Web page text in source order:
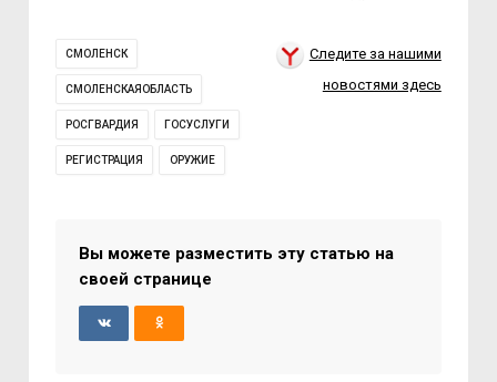
СМОЛЕНСК
СМОЛЕНСКАЯОБЛАСТЬ
РОСГВАРДИЯ ГОСУСЛУГИ
РЕГИСТРАЦИЯ ОРУЖИЕ
Следите за нашими
новостями здесь
Вы можете разместить эту статью на
своей странице